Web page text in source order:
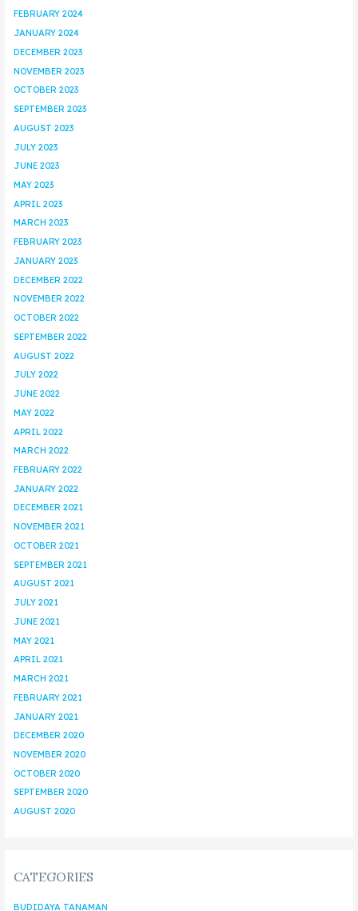
FEBRUARY 2024
JANUARY 2024
DECEMBER 2023
NOVEMBER 2023
OCTOBER 2023
SEPTEMBER 2023
AUGUST 2023
JULY 2023
JUNE 2023
MAY 2023
APRIL 2023
MARCH 2023
FEBRUARY 2023
JANUARY 2023
DECEMBER 2022
NOVEMBER 2022
OCTOBER 2022
SEPTEMBER 2022
AUGUST 2022
JULY 2022
JUNE 2022
MAY 2022
APRIL 2022
MARCH 2022
FEBRUARY 2022
JANUARY 2022
DECEMBER 2021
NOVEMBER 2021
OCTOBER 2021
SEPTEMBER 2021
AUGUST 2021
JULY 2021
JUNE 2021
MAY 2021
APRIL 2021
MARCH 2021
FEBRUARY 2021
JANUARY 2021
DECEMBER 2020
NOVEMBER 2020
OCTOBER 2020
SEPTEMBER 2020
AUGUST 2020
CATEGORIES
BUDIDAYA TANAMAN